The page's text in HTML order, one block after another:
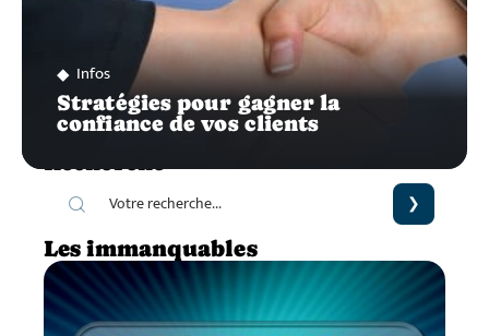
Infos
Stratégies pour gagner la
confiance de vos clients
Recherche
Les immanquables